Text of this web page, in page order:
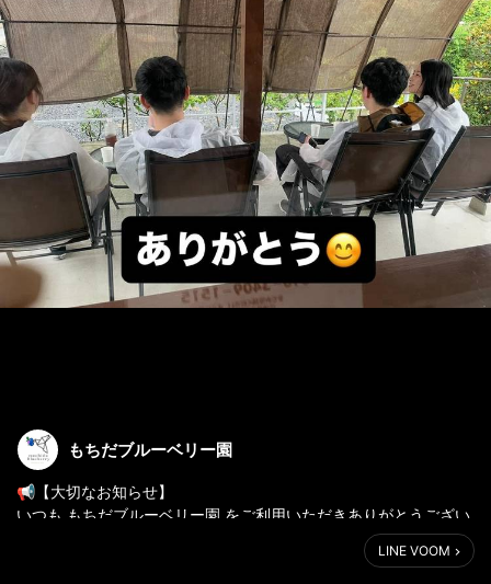
もちだブルーベリー園
📢【大切なお知らせ】
いつも もちだブルーベリー園 をご利用いただきありがとうござい
今年は天候の影響で摘み取り可能なブルーベリーが少なくなっ
LINE VOOM